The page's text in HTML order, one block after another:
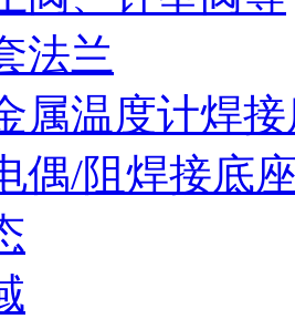
法兰
属温度计焊
偶/阻焊接底